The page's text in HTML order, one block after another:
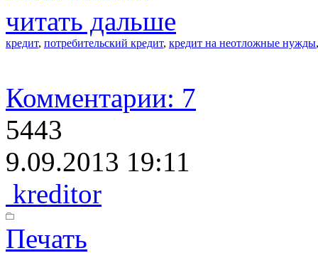
читать дальше
кредит, потребительский кредит, кредит на неотложные нужды
Комментарии: 7
5443
9.09.2013 19:11
kreditor
Печать